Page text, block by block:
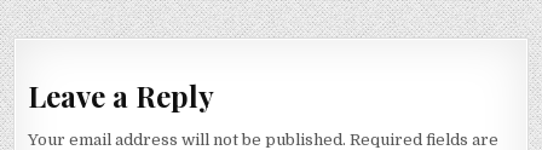
Leave a Reply
Your email address will not be published. Required fields are